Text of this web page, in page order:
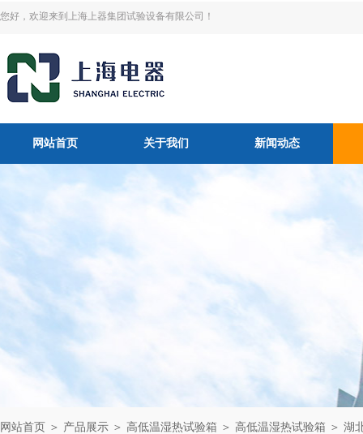
您好，欢迎来到上海上器集团试验设备有限公司！
网站首页 关于我们 新闻动态
网站首页 ＞ 产品展示 ＞ 高低温湿热试验箱 ＞ 高低温湿热试验箱 ＞ 湖